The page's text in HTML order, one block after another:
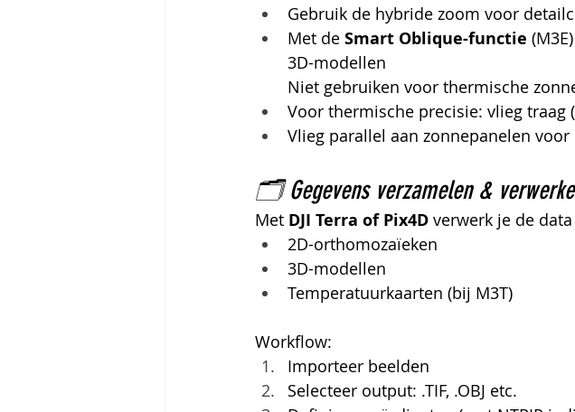
Gebruik de hybride zoom voor
Met de Smart Oblique-functie
3D-modellen
Niet gebruiken voor thermische
Voor thermische precisie: vlieg traag
Vlieg parallel aan zonnepanelen
🗂 Gegevens verzamelen &
Met DJI Terra of Pix4D verwerk je de
2D-orthomozaïeken
3D-modellen
Temperatuurkaarten (bij M3T)
Workflow:
Importeer beelden
Selecteer output: .TIF, .OBJ etc.